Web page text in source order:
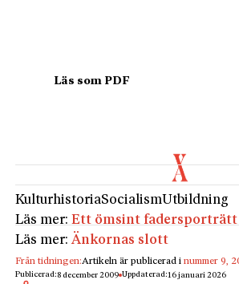
KulturhistoriaSocialismUtbildning
Läs mer:Ett ömsint fadersporträtt
Läs mer:Änkornas slott
Från tidningen:Artikeln är publicerad inummer 9,
Publicerad:8 december 2009 Uppdaterad:16 januari 2026